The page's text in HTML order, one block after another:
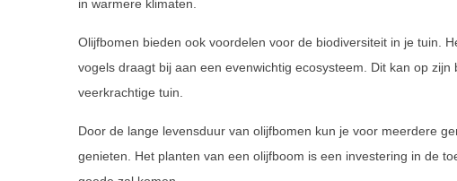
in warmere klimaten.
Olijfbomen bieden ook voordelen voor de biodiversiteit in je tuin.
vogels draagt bij aan een evenwichtig ecosysteem. Dit kan op
veerkrachtige tuin.
Door de lange levensduur van olijfbomen kun je voor meerdere
genieten. Het planten van een olijfboom is een investering in de